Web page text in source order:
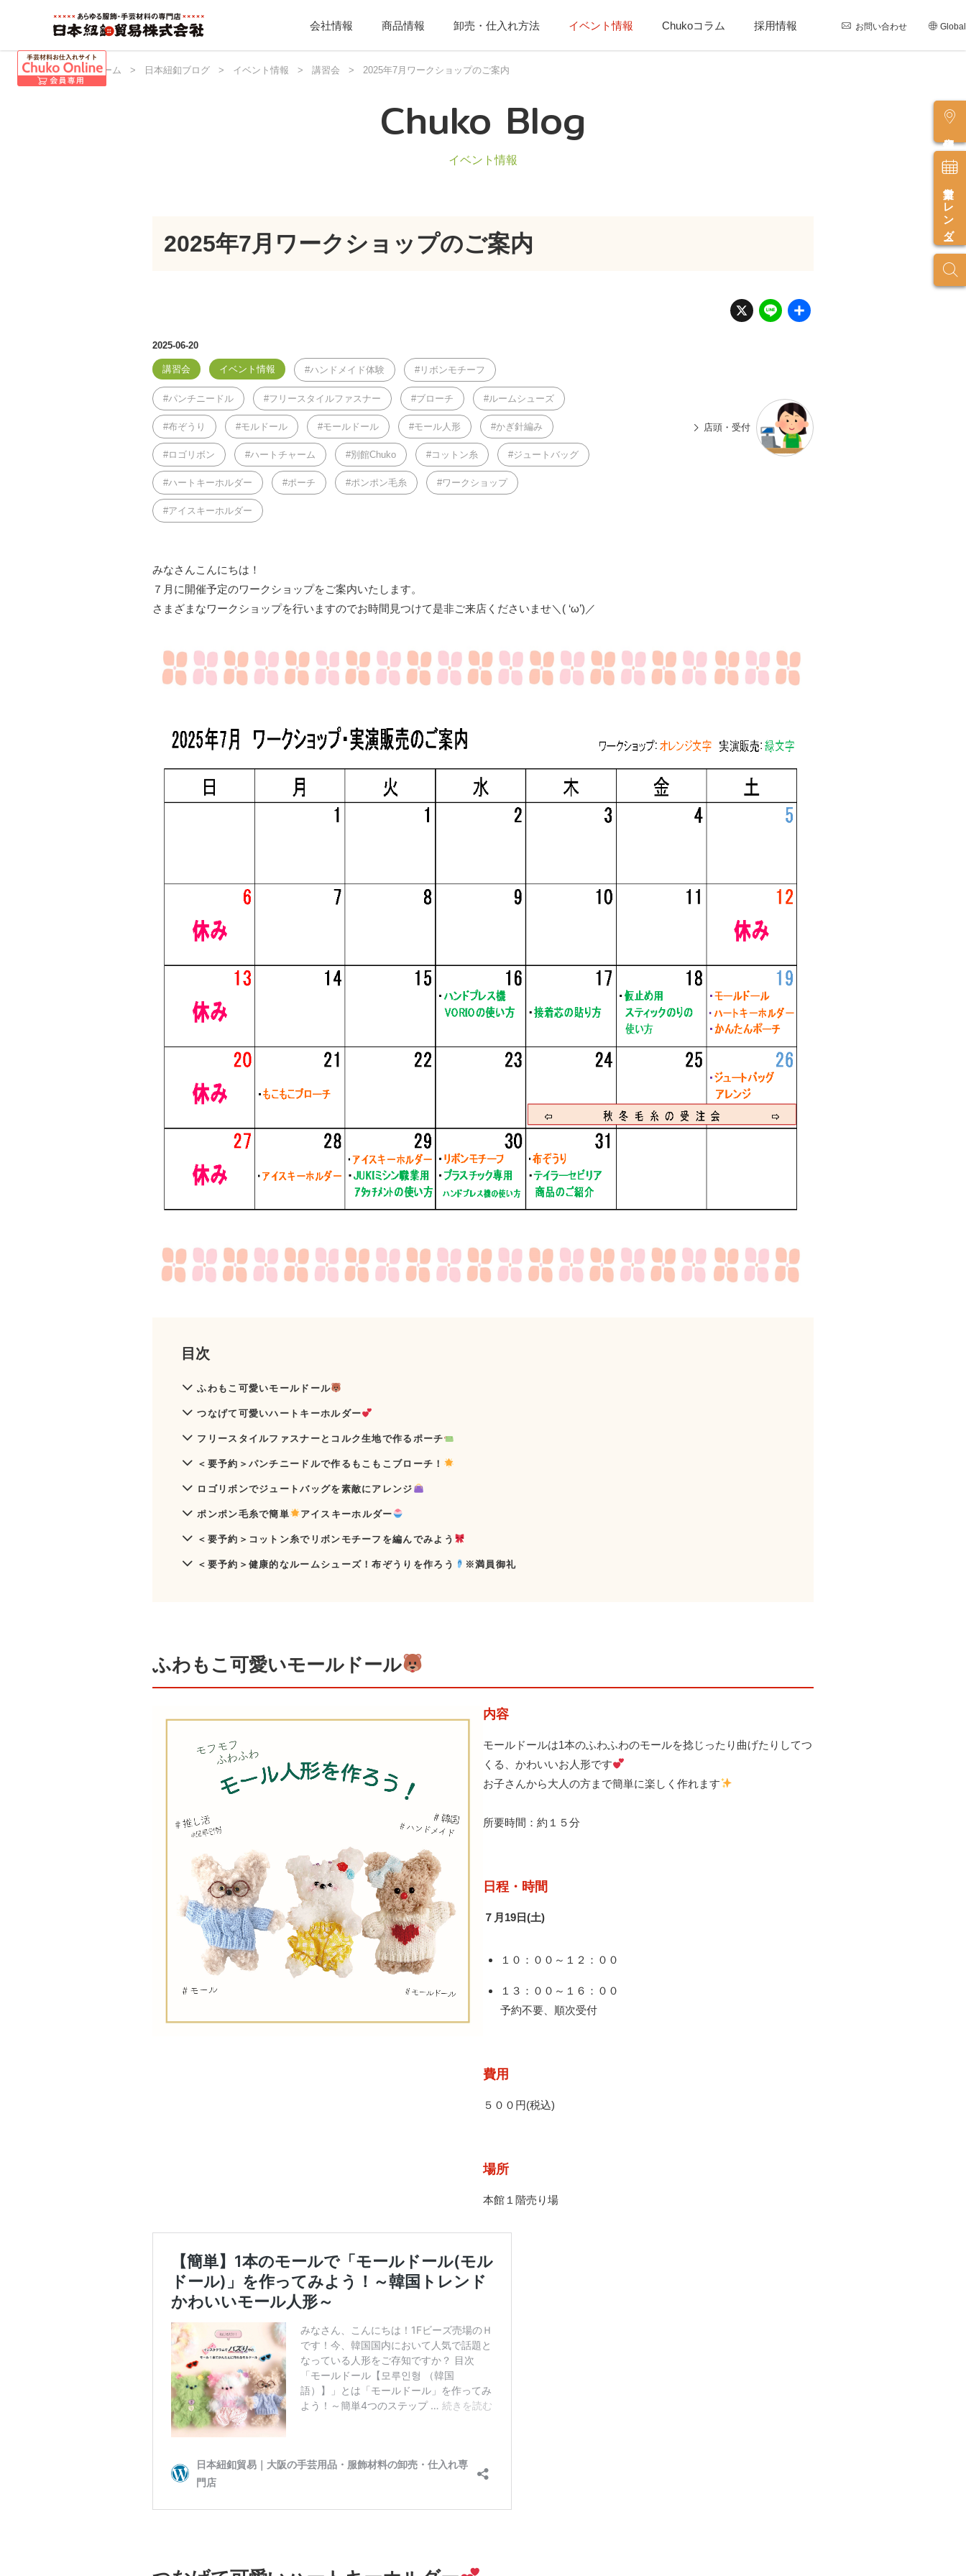
会社情報 商品情報 卸売・仕入れ方法 イベント情報 Chukoコラム 採用情報 お問い合わせ Global
営業カレンダー
日本紐釦 ホーム > 日本紐釦ブログ > イベント情報 > 講習会 > 2025年7月ワークショップのご案内
Chuko Blog
イベント情報
2025年7月ワークショップのご案内
X Li
n
2025-06-20
講習会 イベント情報 ハンドメイド体験 リボンモチーフ
パンチニードル フリースタイルファスナー ブローチ ルームシューズ
布ぞうり モルドール モールドール モール人形 かぎ針編み
ロゴリボン ハートチャーム 別館Chuko コットン糸 ジュートバッグ
ハートキーホルダー ポーチ ポンポン毛糸 ワークショップ
アイスキーホルダー
店頭・受付
みなさんこんにちは！
７月に開催予定のワークショップをご案内いたします。
さまざまなワークショップを行いますのでお時間見つけて是非ご来店くださいませ＼( ‘ω’)／
目次
ふわもこ可愛いモールドール
つなげて可愛いハートキーホルダー
フリースタイルファスナーとコルク生地で作るポーチ
＜要予約＞パンチニードルで作るもこもこブローチ！
ロゴリボンでジュートバッグを素敵にアレンジ
ポンポン毛糸で簡単 アイスキーホルダー
＜要予約＞コットン糸でリボンモチーフを編んでみよう
＜要予約＞健康的なルームシューズ！布ぞうりを作ろう ※満員御礼
ふわもこ可愛いモールドール
内容
モールドールは1本のふわふわのモールを捻じったり曲げたりしてつ
くる、かわいいお人形です
お子さんから大人の方まで簡単に楽しく作れます
所要時間：約１５分
日程・時間
７月19日(土)
１０：００～１２：００
１３：００～１６：００
予約不要、順次受付
費用
５００円(税込)
場所
本館１階売り場